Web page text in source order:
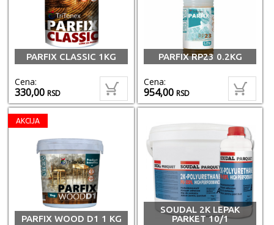
PARFIX CLASSIC 1KG
Cena:
330,00RSD
PARFIX RP23 0.2KG
Cena:
954,00RSD
AKCIJA
PARFIX WOOD D1 1 KG
SOUDAL 2K LEPAK
PARKET 10/1